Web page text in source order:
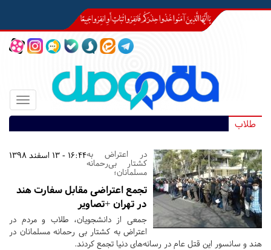
Toggle
طلاب
16:44 - 13 اسفند 1398در اعتراض به
کشتار بی‌رحمانه
مسلمانان؛
تجمع اعتراضی مقابل سفارت هند
در تهران +تصاویر
جمعی از دانشجویان، طلاب و مردم در
اعتراض به کشتار بی رحمانه مسلمانان در
هند و سانسور این قتل عام در رسانه‌های دنیا تجمع کردند.